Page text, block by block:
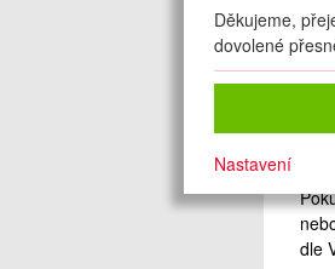
Děkujeme,
dovolené
Nastavení
2
dle